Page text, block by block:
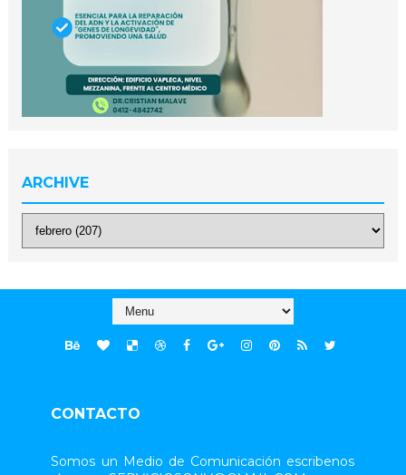
ARCHIVE
CONTACTO
Somos un Medio de Comunicación escribenos